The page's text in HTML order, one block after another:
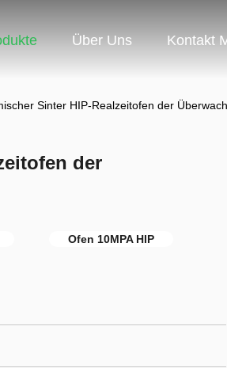
Über Uns Kontakt
Sinter HIP-Realzeitofen der
der
Ofen 10MPA HIP